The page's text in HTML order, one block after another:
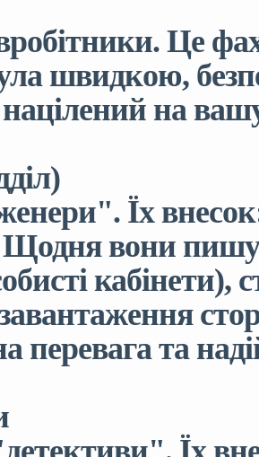
Це
швидкою,
на вашу
Їх
Щодня вони
кабінети),
перевага та